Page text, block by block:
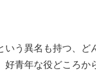
いう異名も持つ、ど
好青年な役どころか